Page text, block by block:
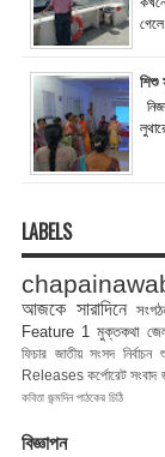
গেলে
শিশু
LABELS
আজকে সারাদিনে
Feature 1 মুক্তকথা
ফিচার জাতীয় সংসদ নির্বাচন
Releases কর্পোরেট সংবাদ
কবিতা জন্মদিন পাঠকের চিঠি
বিজ্ঞাপন